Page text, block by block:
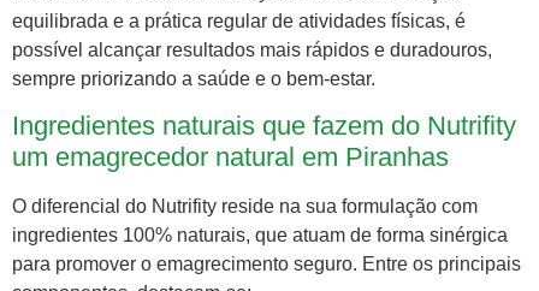
equilibrada e a prática regular de atividades físicas, é
possível alcançar resultados mais rápidos e duradouros,
sempre priorizando a saúde e o bem-estar.
Ingredientes naturais que fazem do Nutrifity
um emagrecedor natural em Piranhas
O diferencial do Nutrifity reside na sua formulação com
ingredientes 100% naturais, que atuam de forma sinérgica
para promover o emagrecimento seguro. Entre os principais